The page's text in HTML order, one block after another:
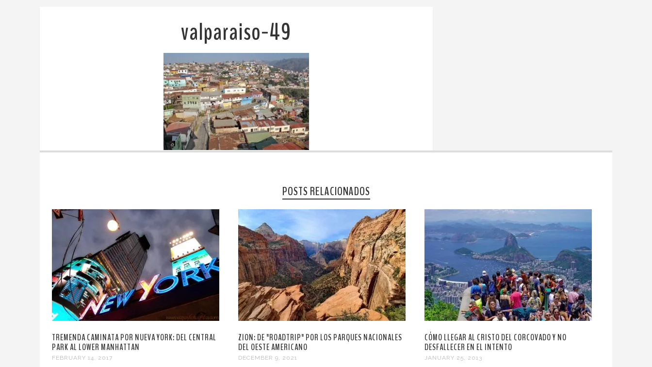
valparaiso-49
POSTS RELACIONADOS
TREMENDA CAMINATA POR NUEVA YORK: DEL CENTRAL
PARK AL LOWER MANHATTAN
FEBRUARY 14, 2017
ZION: DE "ROADTRIP" POR LOS PARQUES NACIONALES
DEL OESTE AMERICANO
DECEMBER 9, 2021
CÓMO LLEGAR AL CRISTO DEL CORCOVADO Y NO
DESFALLECER EN EL INTENTO
JANUARY 25, 2013